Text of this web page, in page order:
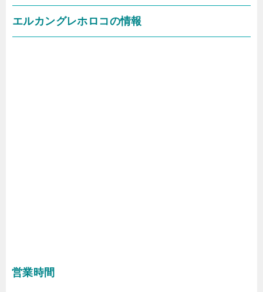
エルカングレホロコの情報
営業時間